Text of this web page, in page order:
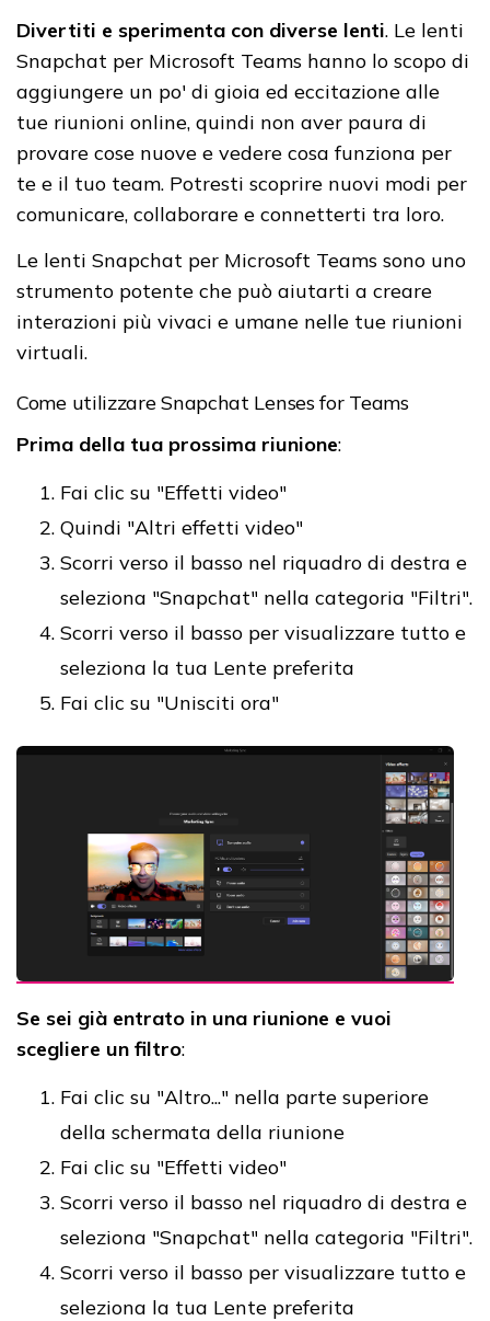
Divertiti e sperimenta con diverse lenti. Le lenti
Snapchat per Microsoft Teams hanno lo scopo di
aggiungere un po' di gioia ed eccitazione alle
tue riunioni online, quindi non aver paura di
provare cose nuove e vedere cosa funziona per
te e il tuo team. Potresti scoprire nuovi modi per
comunicare, collaborare e connetterti tra loro.
Le lenti Snapchat per Microsoft Teams sono uno
strumento potente che può aiutarti a creare
interazioni più vivaci e umane nelle tue riunioni
virtuali.
Come utilizzare Snapchat Lenses for Teams
Prima della tua prossima riunione:
Fai clic su "Effetti video"
Quindi "Altri effetti video"
Scorri verso il basso nel riquadro di destra e
seleziona "Snapchat" nella categoria "Filtri".
Scorri verso il basso per visualizzare tutto e
seleziona la tua Lente preferita
Fai clic su "Unisciti ora"
Se sei già entrato in una riunione e vuoi
scegliere un filtro:
Fai clic su "Altro..." nella parte superiore
della schermata della riunione
Fai clic su "Effetti video"
Scorri verso il basso nel riquadro di destra e
seleziona "Snapchat" nella categoria "Filtri".
Scorri verso il basso per visualizzare tutto e
seleziona la tua Lente preferita